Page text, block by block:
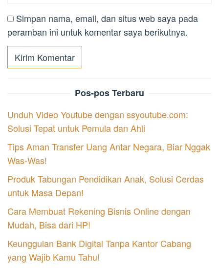
Simpan nama, email, dan situs web saya pada
peramban ini untuk komentar saya berikutnya.
Pos-pos Terbaru
Unduh Video Youtube dengan ssyoutube.com:
Solusi Tepat untuk Pemula dan Ahli
Tips Aman Transfer Uang Antar Negara, Biar Nggak
Was-Was!
Produk Tabungan Pendidikan Anak, Solusi Cerdas
untuk Masa Depan!
Cara Membuat Rekening Bisnis Online dengan
Mudah, Bisa dari HP!
Keunggulan Bank Digital Tanpa Kantor Cabang
yang Wajib Kamu Tahu!